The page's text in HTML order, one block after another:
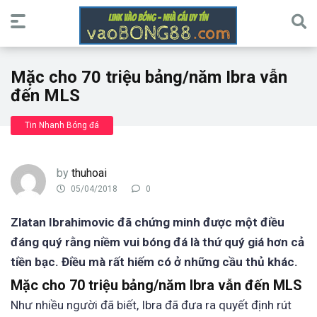
Mặc cho 70 triệu bảng/năm Ibra vẫn
đến MLS
Tin Nhanh Bóng đá
by thuhoai
05/04/2018 0
Zlatan Ibrahimovic đã chứng minh được một điều
đáng quý rằng niềm vui bóng đá là thứ quý giá hơn cả
tiền bạc. Điều mà rất hiếm có ở những cầu thủ khác.
Mặc cho 70 triệu bảng/năm Ibra vẫn đến MLS
Như nhiều người đã biết, Ibra đã đưa ra quyết định rút